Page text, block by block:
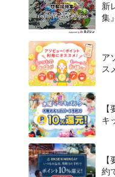
新
集』
ア
ス
キ
約